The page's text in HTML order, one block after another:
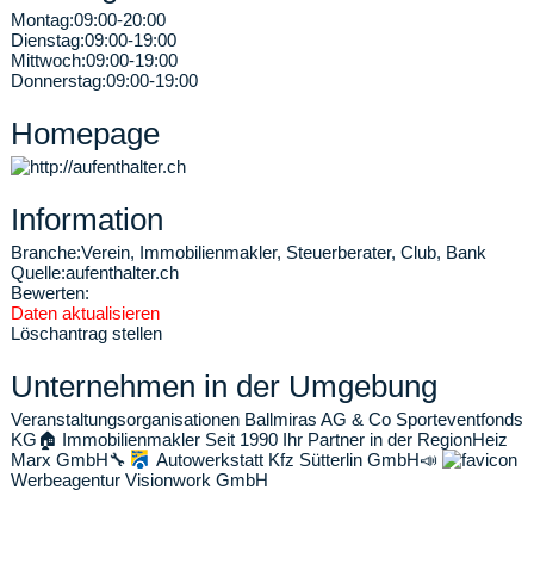
Montag:09:00-20:00
Dienstag:09:00-19:00
Mittwoch:09:00-19:00
Donnerstag:09:00-19:00
Homepage
Information
Branche:Verein, Immobilienmakler, Steuerberater, Club, Bank
Quelle:aufenthalter.ch
Bewerten:
Daten aktualisieren
Löschantrag stellen
Unternehmen in der Umgebung
Veranstaltungsorganisationen Ballmiras AG & Co Sporteventfonds
KG 🏠 Immobilienmakler Seit 1990 Ihr Partner in der RegionHeiz
Marx GmbH🔧 Autowerkstatt Kfz Sütterlin GmbH📣
Werbeagentur Visionwork GmbH